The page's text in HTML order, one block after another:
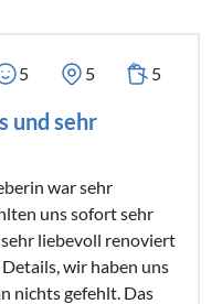
5 5 5
und sehr
war sehr
uns sofort sehr
liebevoll renoviert
wir haben uns
nichts gefehlt. Das